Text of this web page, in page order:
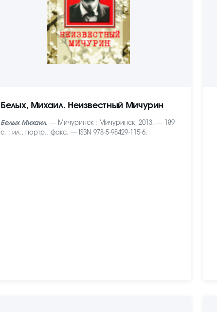
Белых, Михаил. Неизвестный Мичурин
Белых Михаил. — Мичуринск : Мичуринск, 2013. — 189
с. : ил., портр., факс. — ISBN 978-5-98429-115-6.